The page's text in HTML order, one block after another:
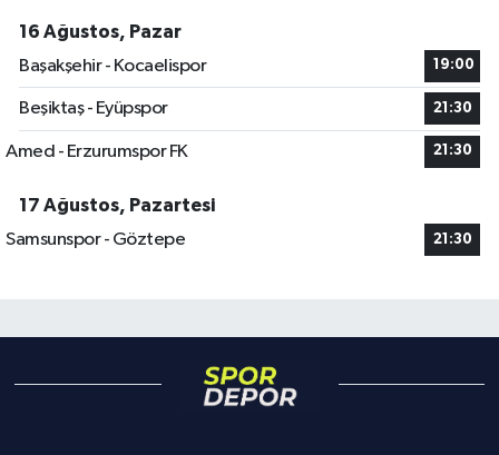
16 Ağustos, Pazar
Başakşehir - Kocaelispor
19:00
Beşiktaş - Eyüpspor 21:30
Amed - Erzurumspor FK 21:30
17 Ağustos, Pazartesi
Samsunspor - Göztepe
21:30